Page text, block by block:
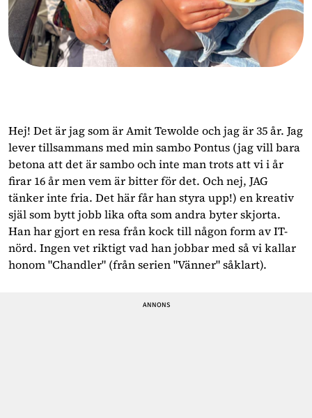
Hej! Det är jag som är Amit Tewolde och jag är 35 år. Jag
lever tillsammans med min sambo Pontus (jag vill bara
betona att det är sambo och inte man trots att vi i år
firar 16 år men vem är bitter för det. Och nej, JAG
tänker inte fria. Det här får han styra upp!) en kreativ
själ som bytt jobb lika ofta som andra byter skjorta.
Han har gjort en resa från kock till någon form av IT-
nörd. Ingen vet riktigt vad han jobbar med så vi kallar
honom "Chandler" (från serien "Vänner" såklart).